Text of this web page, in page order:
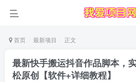
首页 最新项目 正文
最新快手搬运抖音作品脚本，
松原创【软件+详细教程】